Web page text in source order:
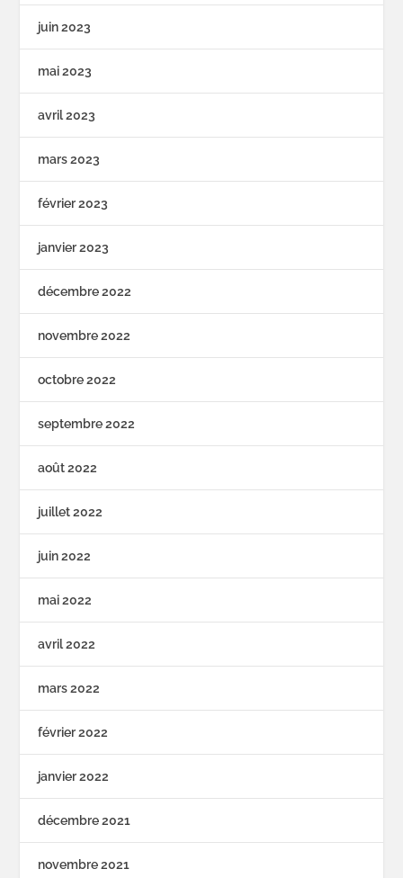
juin 2023
mai 2023
avril 2023
mars 2023
février 2023
janvier 2023
décembre 2022
novembre 2022
octobre 2022
septembre 2022
août 2022
juillet 2022
juin 2022
mai 2022
avril 2022
mars 2022
février 2022
janvier 2022
décembre 2021
novembre 2021